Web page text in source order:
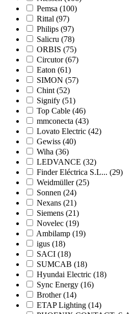
Pemsa (100)
Rittal (97)
Philips (97)
Salicru (78)
ORBIS (75)
Circutor (67)
Eaton (61)
SIMON (57)
Chint (52)
Signify (51)
Top Cable (46)
mmconecta (43)
Lovato Electric (42)
Gewiss (40)
Wiha (36)
LEDVANCE (32)
Finder Eléctrica S.L... (29)
Weidmüller (25)
Sonnen (24)
Nexans (21)
Siemens (21)
Novelec (19)
Ambilamp (19)
igus (18)
SACI (18)
SUMCAB (18)
Hyundai Electric (18)
Sync Energy (16)
Brother (14)
ETAP Lighting (14)